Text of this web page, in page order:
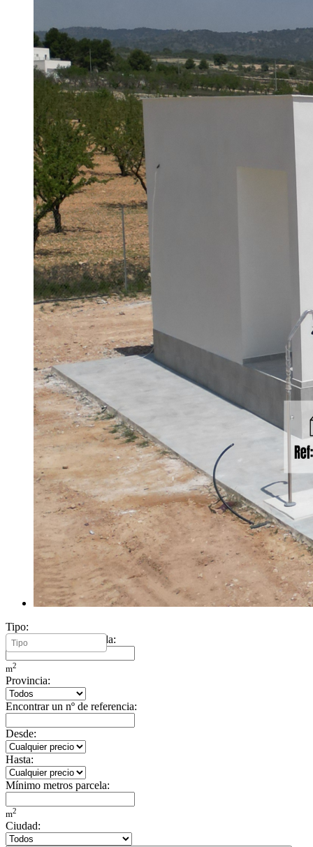
Tipo:
Mínimo metros vivienda:
m2
Provincia:
Encontrar un nº de referencia:
Desde:
Hasta:
Mínimo metros parcela:
m2
Ciudad: